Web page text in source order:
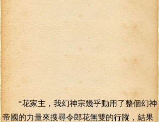
“花家主，我幻神宗幾乎動用了整個幻神
帝國的力量來搜尋令郎花無雙的行蹤，結果